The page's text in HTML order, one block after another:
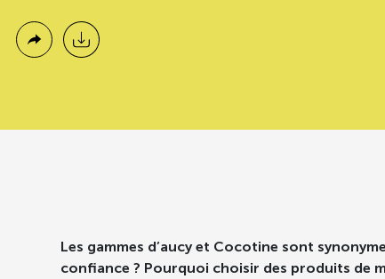
Les gammes d’aucy et Cocotine sont
confiance ? Pourquoi choisir des produits de